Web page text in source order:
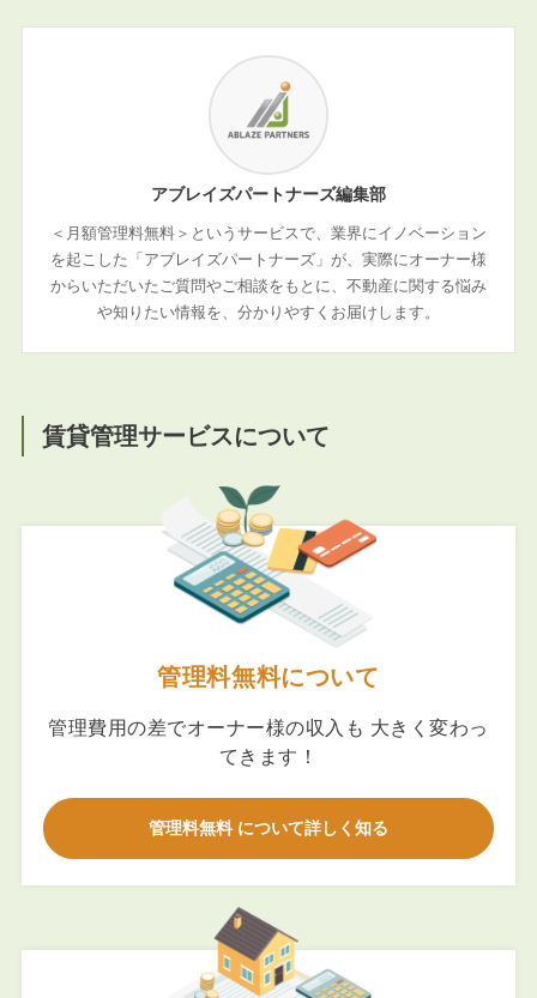
アブレイズパートナーズ編集部
＜月額管理料無料＞というサービスで、業界にイノベーション
を起こした「アブレイズパートナーズ」が、実際にオーナー様
からいただいたご質問やご相談をもとに、不動産に関する悩み
や知りたい情報を、分かりやすくお届けします。
賃貸管理サービスについて
管理料無料について
管理費用の差でオーナー様の収入も 大きく変わっ
てきます！
管理料無料 について詳しく知る